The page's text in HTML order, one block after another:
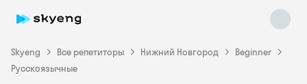
Skyeng Все репетиторы Нижний Новгород
Beginner
Русскоязычные